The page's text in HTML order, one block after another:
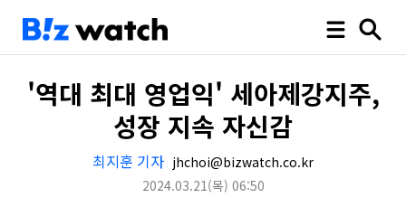
'역대 최대 영업익' 세아제강지주,
성장 지속 자신감
최지훈 기자 jhchoi@bizwatch.co.kr
2024.03.21(목) 06:50